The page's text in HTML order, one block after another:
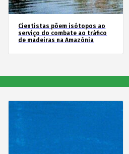
Cientistas põem isótopos ao
serviço do combate ao tráfico
de madeiras na Amazónia